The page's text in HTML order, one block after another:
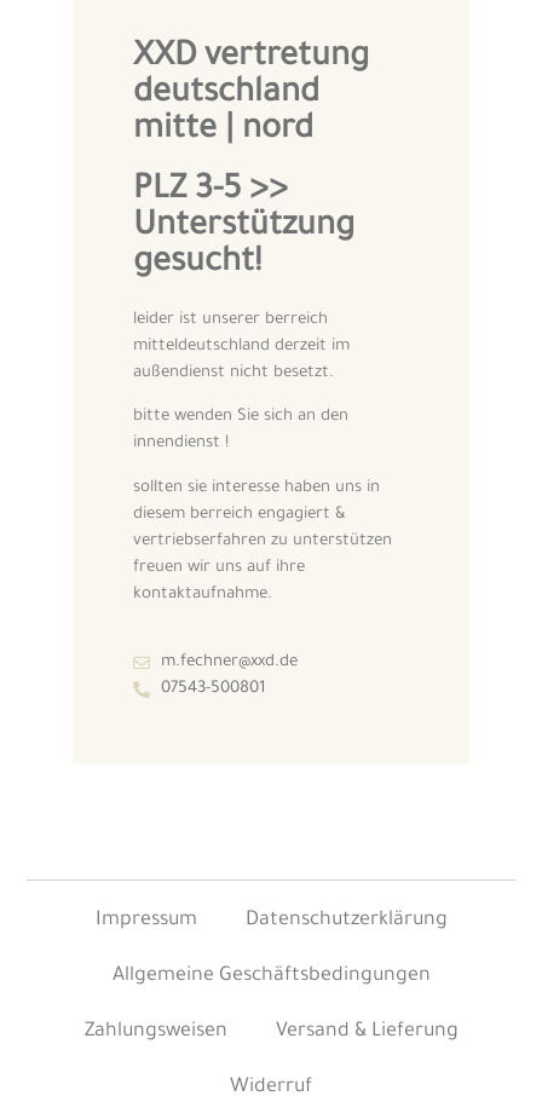
XXD vertretung
deutschland
mitte | nord
PLZ 3-5 >>
Unterstützung
gesucht!
leider ist unserer berreich
mitteldeutschland derzeit im
außendienst nicht besetzt.
bitte wenden Sie sich an den
innendienst !
sollten sie interesse haben uns in
diesem berreich engagiert &
vertriebserfahren zu unterstützen
freuen wir uns auf ihre
kontaktaufnahme.
m.fechner@xxd.de
07543-500801
Impressum Datenschutzerklärung
Allgemeine Geschäftsbedingungen
Zahlungsweisen Versand & Lieferung
Widerruf